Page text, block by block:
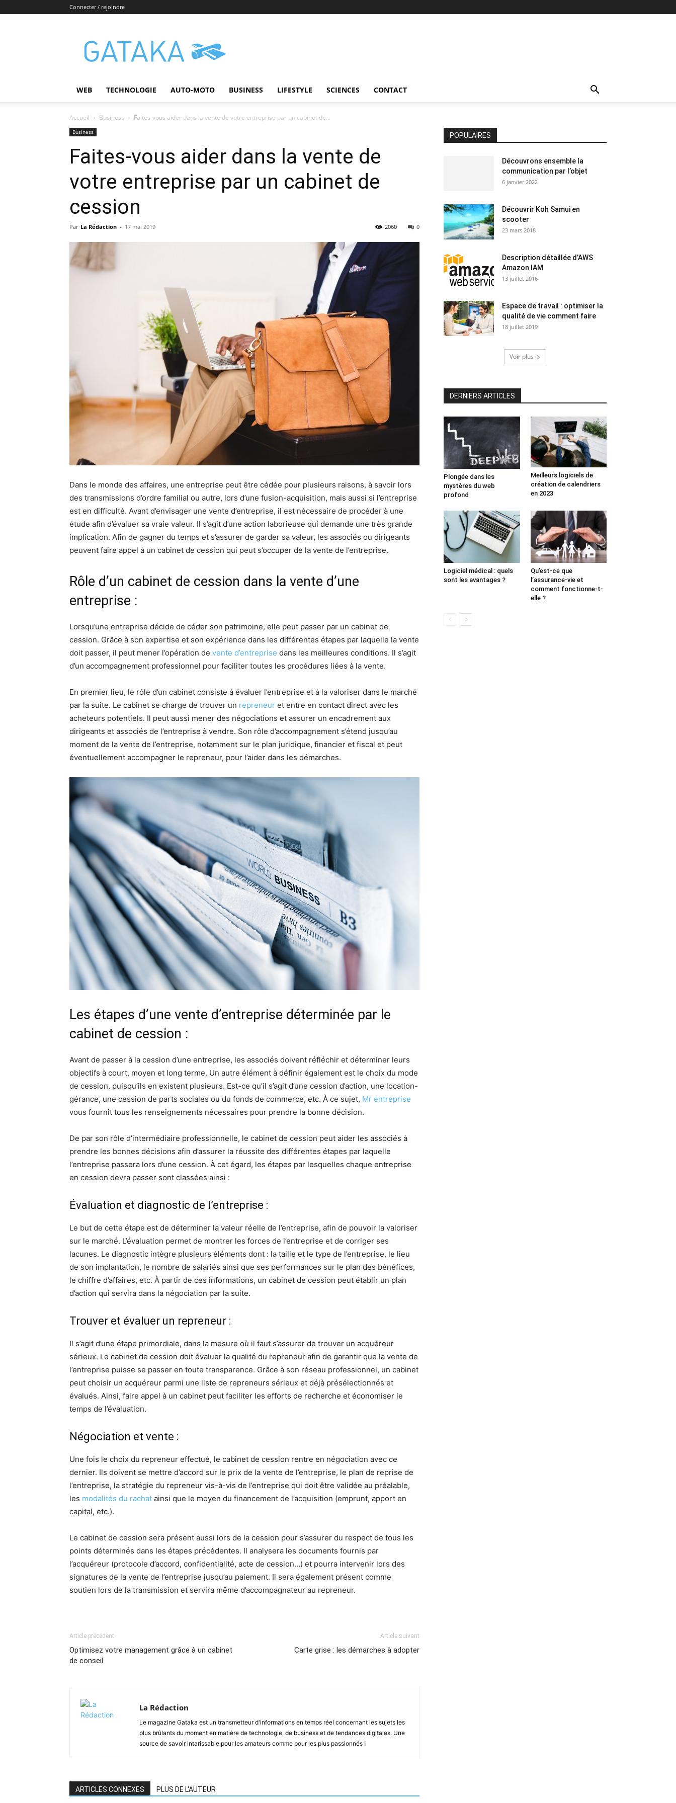
Connecter / rejoindre
WEB TECHNOLOGIE AUTO-MOTO BUSINESS LIFESTYLE SCIENCES CONTACT
Accueil Business Faites-vous aider dans la vente de votre entreprise par un cabinet de...
Business
Faites-vous aider dans la vente de
votre entreprise par un cabinet de
cession
Par La Rédaction - 17 mai 2019 0
2060
Dans le monde des affaires, une entreprise peut être cédée pour plusieurs raisons, à savoir lors
des transmissions d’ordre familial ou autre, lors d’une fusion-acquisition, mais aussi si l’entreprise
est en difficulté. Avant d’envisager une vente d’entreprise, il est nécessaire de procéder à une
étude afin d’évaluer sa vraie valeur. Il s’agit d’une action laborieuse qui demande une très grande
implication. Afin de gagner du temps et s’assurer de garder sa valeur, les associés ou dirigeants
peuvent faire appel à un cabinet de cession qui peut s’occuper de la vente de l’entreprise.
Rôle d’un cabinet de cession dans la vente d’une
entreprise :
Lorsqu’une entreprise décide de céder son patrimoine, elle peut passer par un cabinet de
cession. Grâce à son expertise et son expérience dans les différentes étapes par laquelle la vente
doit passer, il peut mener l’opération de vente d’entreprise dans les meilleures conditions. Il s’agit
d’un accompagnement professionnel pour faciliter toutes les procédures liées à la vente.
En premier lieu, le rôle d’un cabinet consiste à évaluer l’entreprise et à la valoriser dans le marché
par la suite. Le cabinet se charge de trouver un repreneur et entre en contact direct avec les
acheteurs potentiels. Il peut aussi mener des négociations et assurer un encadrement aux
dirigeants et associés de l’entreprise à vendre. Son rôle d’accompagnement s’étend jusqu’au
moment de la vente de l’entreprise, notamment sur le plan juridique, financier et fiscal et peut
éventuellement accompagner le repreneur, pour l’aider dans les démarches.
Les étapes d’une vente d’entreprise déterminée par le
cabinet de cession :
Avant de passer à la cession d’une entreprise, les associés doivent réfléchir et déterminer leurs
objectifs à court, moyen et long terme. Un autre élément à définir également est le choix du mode
de cession, puisqu’ils en existent plusieurs. Est-ce qu’il s’agit d’une cession d’action, une location-
gérance, une cession de parts sociales ou du fonds de commerce, etc. À ce sujet, Mr entreprise
vous fournit tous les renseignements nécessaires pour prendre la bonne décision.
De par son rôle d’intermédiaire professionnelle, le cabinet de cession peut aider les associés à
prendre les bonnes décisions afin d’assurer la réussite des différentes étapes par laquelle
l’entreprise passera lors d’une cession. À cet égard, les étapes par lesquelles chaque entreprise
en cession devra passer sont classées ainsi :
Évaluation et diagnostic de l’entreprise :
Le but de cette étape est de déterminer la valeur réelle de l’entreprise, afin de pouvoir la valoriser
sur le marché. L’évaluation permet de montrer les forces de l’entreprise et de corriger ses
lacunes. Le diagnostic intègre plusieurs éléments dont : la taille et le type de l’entreprise, le lieu
de son implantation, le nombre de salariés ainsi que ses performances sur le plan des bénéfices,
le chiffre d’affaires, etc. À partir de ces informations, un cabinet de cession peut établir un plan
d’action qui servira dans la négociation par la suite.
Trouver et évaluer un repreneur :
Il s’agit d’une étape primordiale, dans la mesure où il faut s’assurer de trouver un acquéreur
sérieux. Le cabinet de cession doit évaluer la qualité du repreneur afin de garantir que la vente de
l’entreprise puisse se passer en toute transparence. Grâce à son réseau professionnel, un cabinet
peut choisir un acquéreur parmi une liste de repreneurs sérieux et déjà présélectionnés et
évalués. Ainsi, faire appel à un cabinet peut faciliter les efforts de recherche et économiser le
temps de l’évaluation.
Négociation et vente :
Une fois le choix du repreneur effectué, le cabinet de cession rentre en négociation avec ce
dernier. Ils doivent se mettre d’accord sur le prix de la vente de l’entreprise, le plan de reprise de
l’entreprise, la stratégie du repreneur vis-à-vis de l’entreprise qui doit être validée au préalable,
les modalités du rachat ainsi que le moyen du financement de l’acquisition (emprunt, apport en
capital, etc.).
Le cabinet de cession sera présent aussi lors de la cession pour s’assurer du respect de tous les
points déterminés dans les étapes précédentes. Il analysera les documents fournis par
l’acquéreur (protocole d’accord, confidentialité, acte de cession…) et pourra intervenir lors des
signatures de la vente de l’entreprise jusqu’au paiement. Il sera également présent comme
soutien lors de la transmission et servira même d’accompagnateur au repreneur.
Article précédent
Optimisez votre management grâce à un cabinet
de conseil
Article suivant
Carte grise : les démarches à adopter
La Rédaction
Le magazine Gataka est un transmetteur d'informations en temps réel concernant les sujets les
plus brûlants du moment en matière de technologie, de business et de tendances digitales. Une
source de savoir intarissable pour les amateurs comme pour les plus passionnés !
ARTICLES CONNEXES PLUS DE L'AUTEUR
POPULAIRES
Découvrons ensemble la
communication par l’objet
6 janvier 2022
Découvrir Koh Samui en
scooter
23 mars 2018
Description détaillée d’AWS
Amazon IAM
13 juillet 2016
Espace de travail : optimiser la
qualité de vie comment faire
18 juillet 2019
Voir plus
DERNIERS ARTICLES
Plongée dans les
mystères du web
profond
Meilleurs logiciels de
création de calendriers
en 2023
Logiciel médical : quels
sont les avantages ?
Qu’est-ce que
l’assurance-vie et
comment fonctionne-t-
elle ?